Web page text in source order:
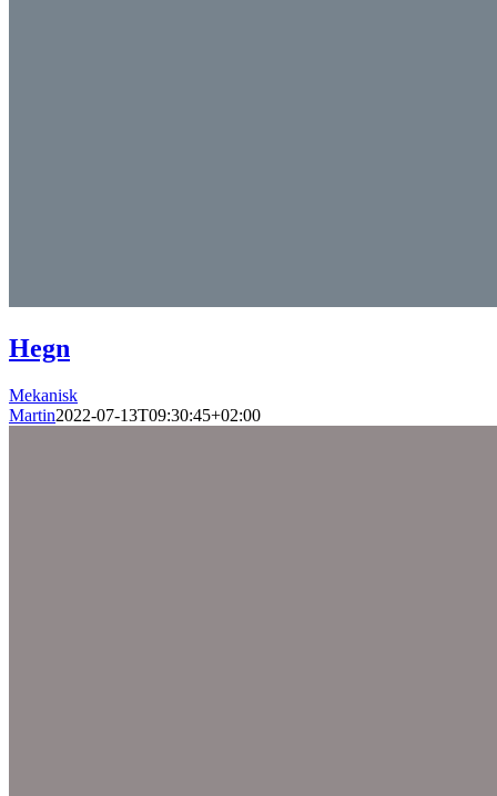
Hegn
Mekanisk
Martin2022-07-13T09:30:45+02:00